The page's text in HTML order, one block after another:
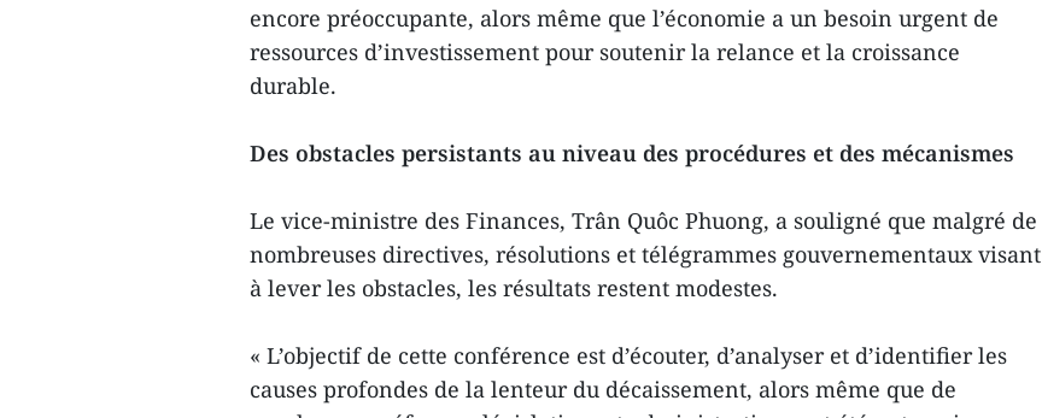
encore préoccupante, alors même que l’économie a un besoin urgent de
ressources d’investissement pour soutenir la relance et la croissance
durable.
Des obstacles persistants au niveau des procédures et des mécanismes
Le vice-ministre des Finances, Trân Quôc Phuong, a souligné que malgré de
nombreuses directives, résolutions et télégrammes gouvernementaux visant
à lever les obstacles, les résultats restent modestes.
« L’objectif de cette conférence est d’écouter, d’analyser et d’identifier les
causes profondes de la lenteur du décaissement, alors même que de